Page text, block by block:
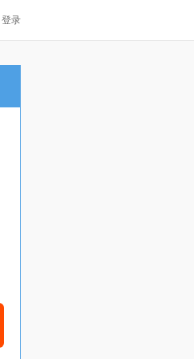
登录